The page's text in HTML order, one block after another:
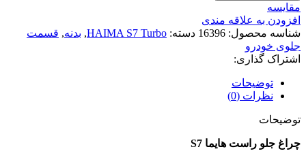
مقایسه
افزودن به علاقه مندی
شناسه محصول: 16396 دسته: HAIMA S7 Turbo
, بدنه, قسمت
جلوی خودرو
اشتراک گذاری:
توضیحات
نظرات (0)
توضیحات
چراغ جلو راست هایما S7